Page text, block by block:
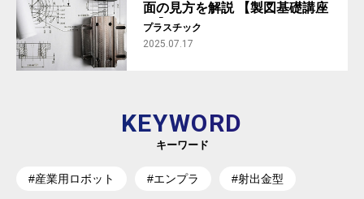
面の見方を解説 【製図基礎講座
#1】
プラスチック
2025.07.17
KEYWORD
キーワード
#産業用ロボット #エンプラ #射出金型